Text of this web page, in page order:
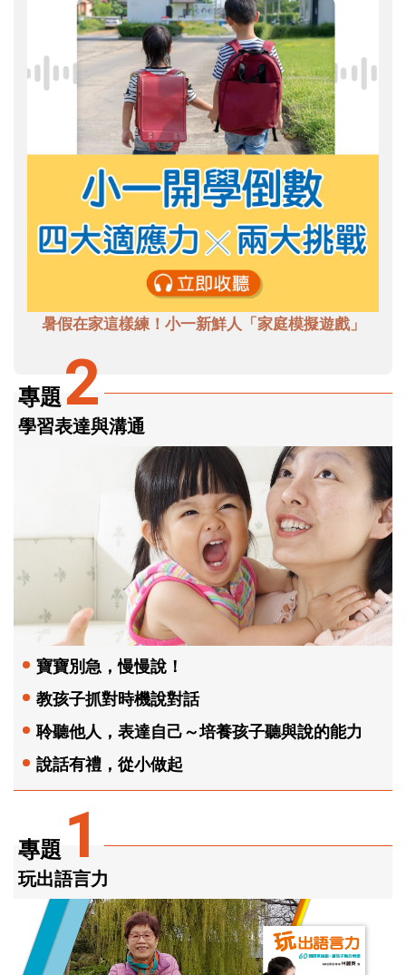
暑假在家這樣練！小一新鮮人「家庭模擬遊戲」
專題 1
玩出語言力
專題2
學習表達與溝通
寶寶別急，慢慢說！
教孩子抓對時機說對話
聆聽他人，表達自己～培養孩子聽與說的能力
說話有禮，從小做起